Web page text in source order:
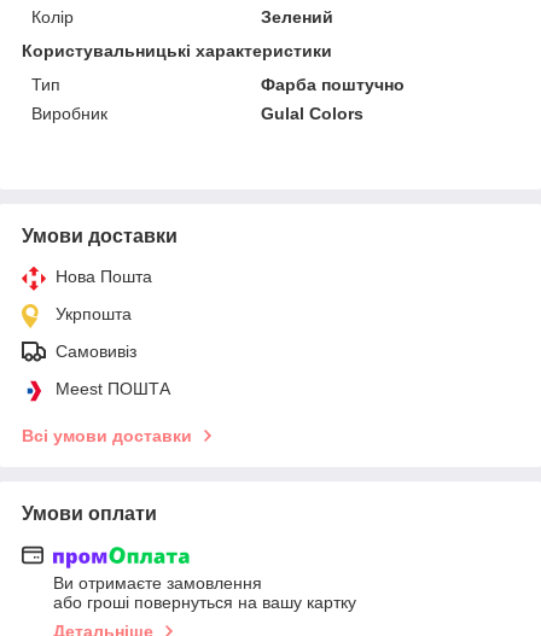
Колір
Зелений
Користувальницькі характеристики
Тип
Фарба поштучно
Виробник
Gulal Colors
Умови доставки
Нова Пошта
Укрпошта
Самовивіз
Meest ПОШТА
Всі умови доставки
Умови оплати
Ви отримаєте замовлення
або гроші повернуться на вашу картку
Детальніше